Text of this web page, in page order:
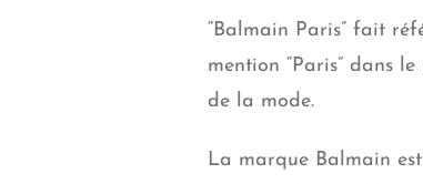
“Balmain Paris” fait
mention “Paris” dans
de la mode.
La marque Balmain